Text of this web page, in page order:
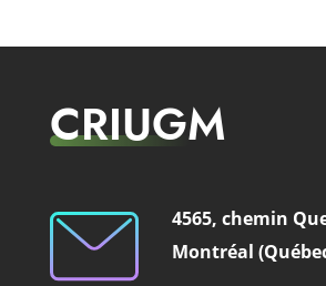
CRIUGM
4565, chemin
Montréal